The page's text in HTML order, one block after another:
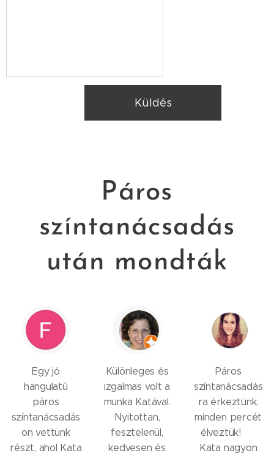
Küldés
Páros
színtanácsadás
után mondták
Egy jó
hangulatú
páros
színtanácsadás
on vettünk
részt, ahol Kata
Különleges és
izgalmas volt a
munka Katával.
Nyitottan,
fesztelenül,
kedvesen és
Páros
színtanácsadás
ra érkeztünk,
minden percét
élveztük! 😊
Kata nagyon